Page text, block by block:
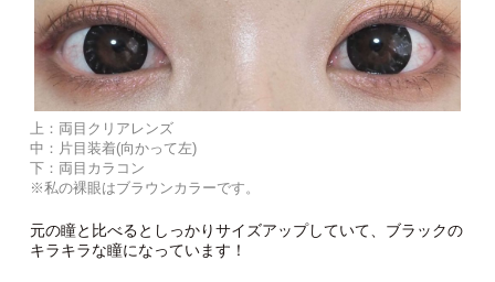
上：両目クリアレンズ
中：片目装着(向かって左)
下：両目カラコン
※私の裸眼はブラウンカラーです。
元の瞳と比べるとしっかりサイズアップしていて、ブラックの
キラキラな瞳になっています！